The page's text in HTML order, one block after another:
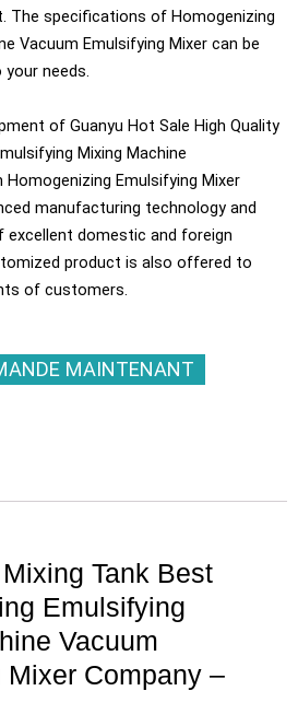
The specifications of Homogenizing
Vacuum Emulsifying Mixer can be
needs.
of Guanyu Hot Sale High Quality
Mixing Machine
Emulsifying Mixer
manufacturing technology and
domestic and foreign
product is also offered to
of customers.
MAINTENANT
Tank Best
Emulsifying
Vacuum
Mixer Company –